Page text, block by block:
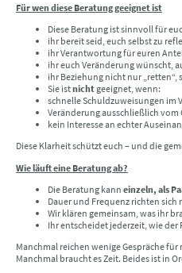
Für wen diese Beratung geeignet ist
Diese Beratung ist sinnvoll für
ihr bereit seid, euch selbst zu
ihr Verantwortung für euren
ihr euch Veränderung wünscht,
ihr Beziehung nicht nur „retten“,
Sie istnichtgeeignet, wenn:
schnelle Schuldzuweisungen im
Veränderung ausschließlich
kein Interesse an echter
Diese Klarheit schützt euch – und die
Wie läuft eine Beratung ab?
Die Beratung kann einzeln, als
Dauer und Frequenz richten sich
Wir klären gemeinsam, was ihr
Ihr entscheidet jederzeit, wie der
Manchmal reichen wenige Gespräche für
Manchmal braucht es Zeit. Beides ist in